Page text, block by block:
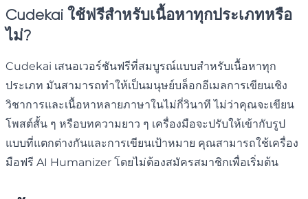
Cudekai ใช้ฟรีสำหรับเนื้อหาทุกประเภทหรือ
ไม่?
Cudekai เสนอเวอร์ชันฟรีที่สมบูรณ์แบบสำหรับเนื้อหาทุก
ประเภท มันสามารถทำให้เป็นมนุษย์บล็อกอีเมลการเขียนเชิง
วิชาการและเนื้อหาหลายภาษาในไม่กี่วินาที ไม่ว่าคุณจะเขียน
โพสต์สั้น ๆ หรือบทความยาว ๆ เครื่องมือจะปรับให้เข้ากับรูป
แบบที่แตกต่างกันและการเขียนเป้าหมาย คุณสามารถใช้เครื่อง
มือฟรี AI Humanizer โดยไม่ต้องสมัครสมาชิกเพื่อเริ่มต้น